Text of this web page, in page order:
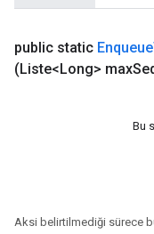
public static Enqueue
(Liste<Long> max
Bu
Aksi belirtilmediği sürece